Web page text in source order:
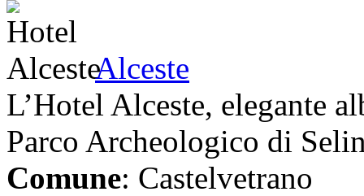
Alceste
L’Hotel Alceste, elegante
Parco Archeologico di
Comune: Castelvetrano